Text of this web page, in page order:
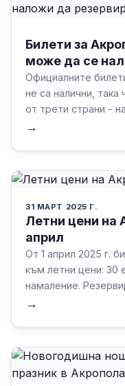
Билети за
може да се
чрез трети
Официалните
не са налични,
от трети страни -
→
31 МАРТ 2025 Г.
Летни цени на
април
От 1 април 2025 г.
към летни цени: 30
намаление.
→